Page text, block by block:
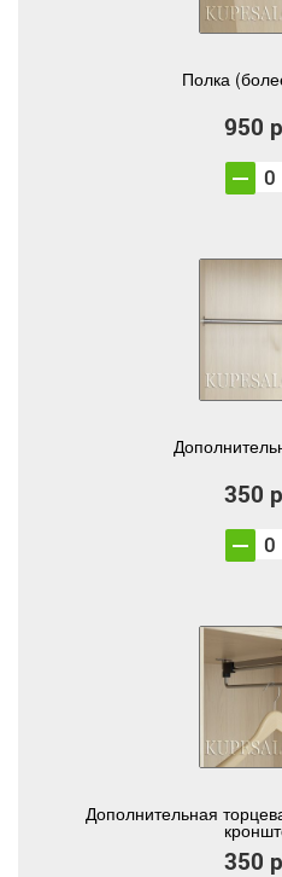
Полка
950
350
Дополнительная
350